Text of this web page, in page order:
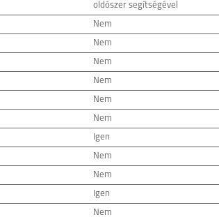
oldószer segítségével
Nem
Nem
Nem
Nem
Nem
Nem
Igen
Nem
Nem
Igen
Nem